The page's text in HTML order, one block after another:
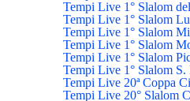
Tempi Live 1° Slalom
Tempi Live 1° Slalom
Tempi Live 1° Slalom
Tempi Live 1° Slalom
Tempi Live 1° Slalom
Tempi Live 1° Slalom
Tempi Live 20ª Coppa
Tempi Live 20° Slalom